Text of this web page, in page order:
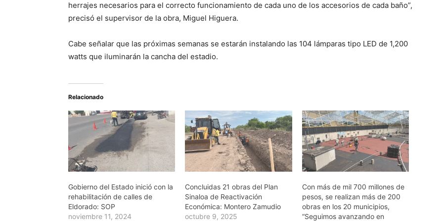
herrajes necesarios para el correcto funcionamiento de cada uno de los accesorios de cada baño”,
precisó el supervisor de la obra, Miguel Higuera.
Cabe señalar que las próximas semanas se estarán instalando las 104 lámparas tipo LED de 1,200
watts que iluminarán la cancha del estadio.
Relacionado
Gobierno del Estado inició con la
rehabilitación de calles de
Eldorado: SOP
noviembre 11, 2024
Concluidas 21 obras del Plan
Sinaloa de Reactivación
Económica: Montero Zamudio
octubre 9, 2025
Con más de mil 700 millones de
pesos, se realizan más de 200
obras en los 20 municipios,
“Seguimos avanzando en